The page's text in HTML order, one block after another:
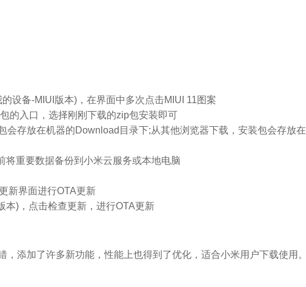
设备-MIUI版本)，在界面中多次点击MIUI 11图案
的入口，选择刚刚下载的zip包安装即可
会存放在机器的Download目录下;从其他浏览器下载，安装包会存放在
将重要数据备份到小米云服务或本地电脑
新界面进行OTA更新
本)，点击检查更新，进行OTA更新
添加了许多新功能，性能上也得到了优化，适合小米用户下载使用。